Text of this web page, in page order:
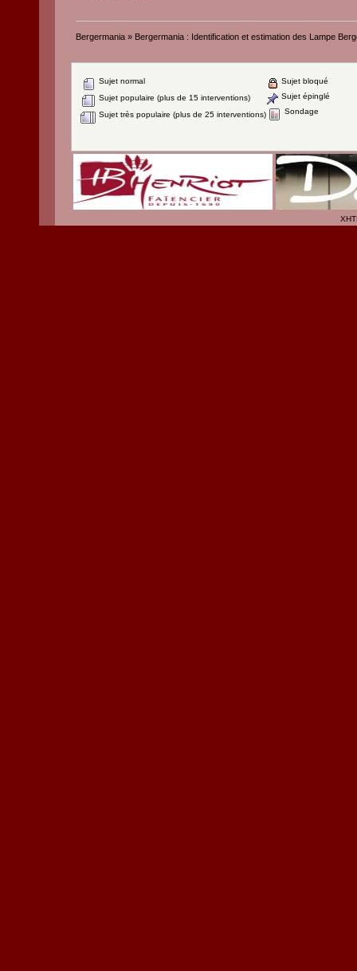
Bergermania » Bergermania : Identification et estimation des Lampe
Sujet normal
Sujet populaire (plus de 15 interventions)
Sujet très populaire (plus de 25 interventions)
Sujet bloqué
Sujet épinglé
Sondage